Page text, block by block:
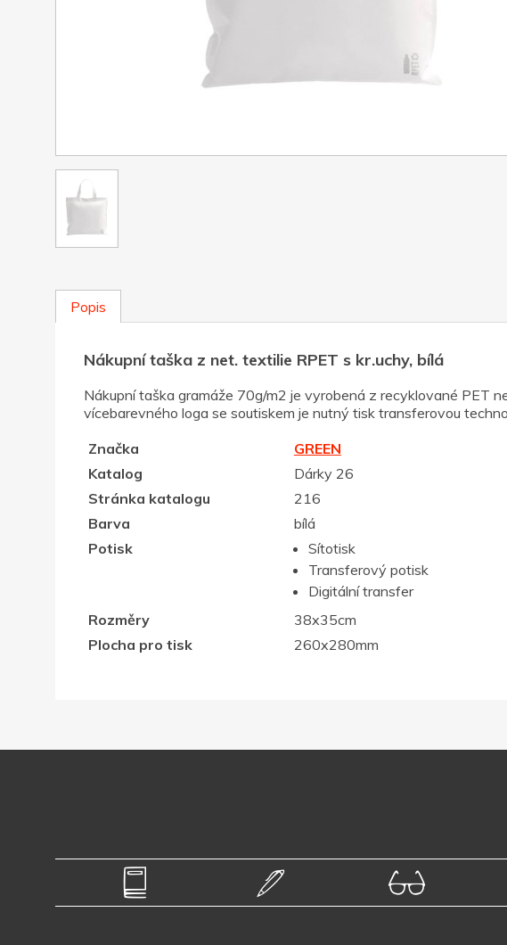
Popis
Nákupní taška z net. textilie RPET s kr.uchy, bílá
Nákupní taška gramáže 70g/m2 je vyrobená z recyklované PET
vícebarevného loga se soutiskem je nutný tisk transferovou
Značka
GREEN
Katalog
Dárky 26
Stránka katalogu
216
Barva
bílá
Potisk
Sítotisk
Transferový potisk
Digitální transfer
Rozměry
38x35cm
Plocha pro tisk
260x280mm